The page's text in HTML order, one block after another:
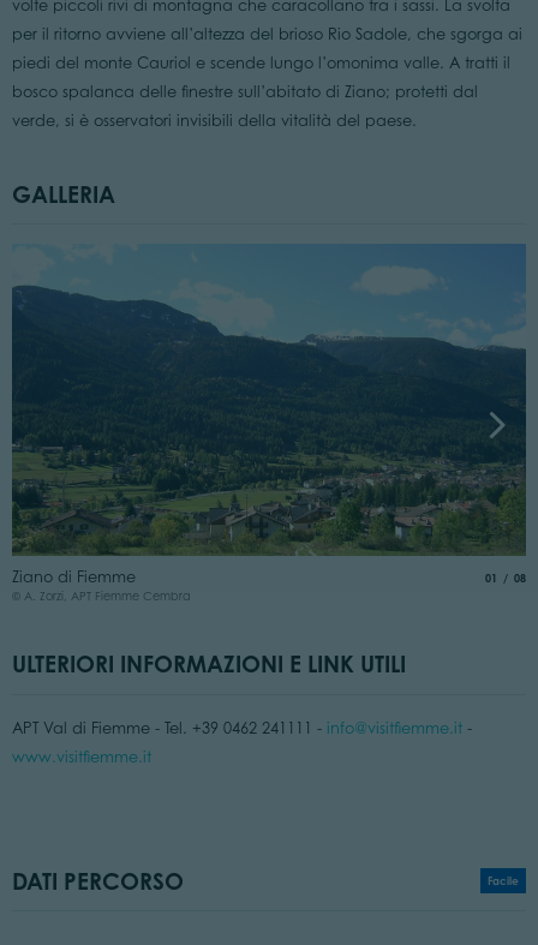
volte piccoli rivi di montagna che caracollano tra i sassi. La svolta
per il ritorno avviene all’altezza del brioso Rio Sadole, che sgorga ai
piedi del monte Cauriol e scende lungo l’omonima valle. A tratti il
bosco spalanca delle finestre sull’abitato di Ziano; protetti dal
verde, si è osservatori invisibili della vitalità del paese.
GALLERIA
Ziano di Fiemme
© A. Zorzi, APT Fiemme Cembra
01 di
08
ULTERIORI INFORMAZIONI E LINK UTILI
APT Val di Fiemme - Tel. +39 0462 241111 - info@visitfiemme.it-
www.visitfiemme.it
DATI PERCORSO Facile